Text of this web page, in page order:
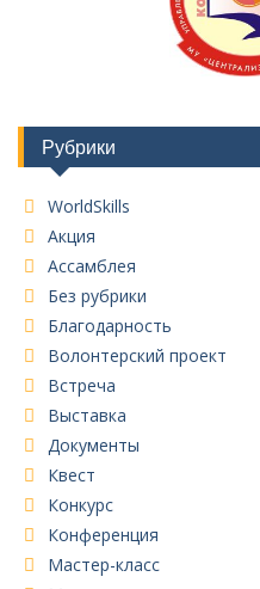
Рубрики
WorldSkills
Акция
Ассамблея
Без рубрики
Благодарность
Волонтерский проект
Встреча
Выставка
Документы
Квест
Конкурс
Конференция
Мастер-класс